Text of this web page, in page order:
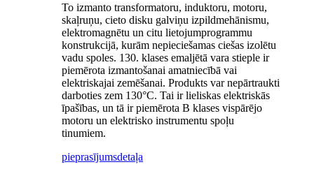
To izmanto transformatoru, induktoru, motoru,
skaļruņu, cieto disku galviņu izpildmehānismu,
elektromagnētu un citu lietojumprogrammu
konstrukcijā, kurām nepieciešamas ciešas izolētu
vadu spoles. 130. klases emaljētā vara stieple ir
piemērota izmantošanai amatniecībā vai
elektriskajai zemēšanai. Produkts var nepārtraukti
darboties zem 130°C. Tai ir lieliskas elektriskās
īpašības, un tā ir piemērota B klases vispārējo
motoru un elektrisko instrumentu spoļu
tinumiem.
pieprasījumsdetaļa